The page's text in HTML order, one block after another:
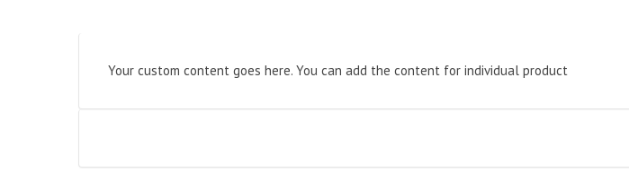
Your custom content goes here. You can add the content for individual product